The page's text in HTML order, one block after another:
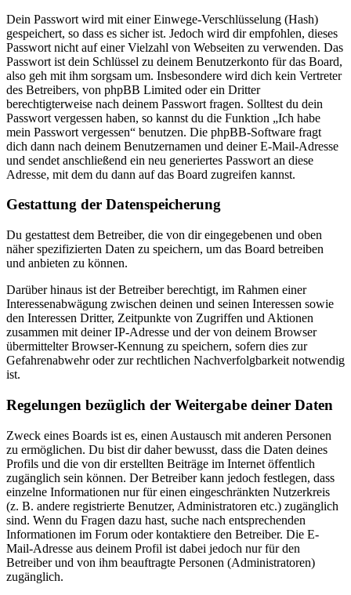
Dein Passwort wird mit einer Einwege-Verschlüsselung (Hash)
gespeichert, so dass es sicher ist. Jedoch wird dir empfohlen, dieses
Passwort nicht auf einer Vielzahl von Webseiten zu verwenden. Das
Passwort ist dein Schlüssel zu deinem Benutzerkonto für das Board,
also geh mit ihm sorgsam um. Insbesondere wird dich kein Vertreter
des Betreibers, von phpBB Limited oder ein Dritter
berechtigterweise nach deinem Passwort fragen. Solltest du dein
Passwort vergessen haben, so kannst du die Funktion „Ich habe
mein Passwort vergessen“ benutzen. Die phpBB-Software fragt
dich dann nach deinem Benutzernamen und deiner E-Mail-Adresse
und sendet anschließend ein neu generiertes Passwort an diese
Adresse, mit dem du dann auf das Board zugreifen kannst.
Gestattung der Datenspeicherung
Du gestattest dem Betreiber, die von dir eingegebenen und oben
näher spezifizierten Daten zu speichern, um das Board betreiben
und anbieten zu können.
Darüber hinaus ist der Betreiber berechtigt, im Rahmen einer
Interessenabwägung zwischen deinen und seinen Interessen sowie
den Interessen Dritter, Zeitpunkte von Zugriffen und Aktionen
zusammen mit deiner IP-Adresse und der von deinem Browser
übermittelter Browser-Kennung zu speichern, sofern dies zur
Gefahrenabwehr oder zur rechtlichen Nachverfolgbarkeit notwendig
ist.
Regelungen bezüglich der Weitergabe deiner Daten
Zweck eines Boards ist es, einen Austausch mit anderen Personen
zu ermöglichen. Du bist dir daher bewusst, dass die Daten deines
Profils und die von dir erstellten Beiträge im Internet öffentlich
zugänglich sein können. Der Betreiber kann jedoch festlegen, dass
einzelne Informationen nur für einen eingeschränkten Nutzerkreis
(z. B. andere registrierte Benutzer, Administratoren etc.) zugänglich
sind. Wenn du Fragen dazu hast, suche nach entsprechenden
Informationen im Forum oder kontaktiere den Betreiber. Die E-
Mail-Adresse aus deinem Profil ist dabei jedoch nur für den
Betreiber und von ihm beauftragte Personen (Administratoren)
zugänglich.